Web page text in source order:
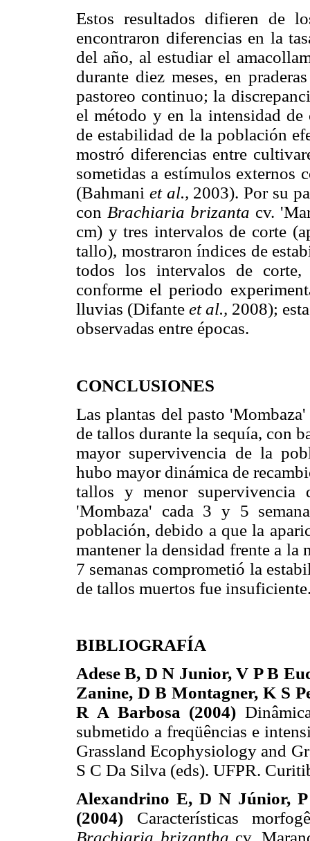
Estos resultados difieren de
encontraron diferencias en la
del año, al estudiar el
durante diez meses, en
pastoreo continuo; la
el método y en la intensidad
de estabilidad de la población
mostró diferencias entre
sometidas a estímulos
(Bahmani et al., 2003). Por su
con Brachiaria brizanta cv.
cm) y tres intervalos de corte
tallo), mostraron índices de
todos los intervalos de
conforme el periodo
lluvias (Difanteet al., 2008);
observadas entre épocas.
CONCLUSIONES
Las plantas del pasto
de tallos durante la sequía, con
mayor supervivencia de la
hubo mayor dinámica de
tallos y menor supervivencia
'Mombaza' cada 3 y 5
población, debido a que la
mantener la densidad frente a la
7 semanas comprometió la
de tallos muertos fue
BIBLIOGRAFÍA
Adese B, D N Junior, V P B
Zanine, D B Montagner, K S
R A Barbosa (2004)
submetido a freqüências e
Grassland Ecophysiology and
S C Da Silva (eds). UFPR.
Alexandrino E, D N Júnior,
(2004) Características